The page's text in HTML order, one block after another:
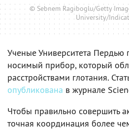
© Sebnem Ragiboglu/Getty
University/
Ученые Университета Пердью
носимый прибор, который
расстройствами глотания.
опубликована в журнале
Чтобы правильно совершить
точная координация более